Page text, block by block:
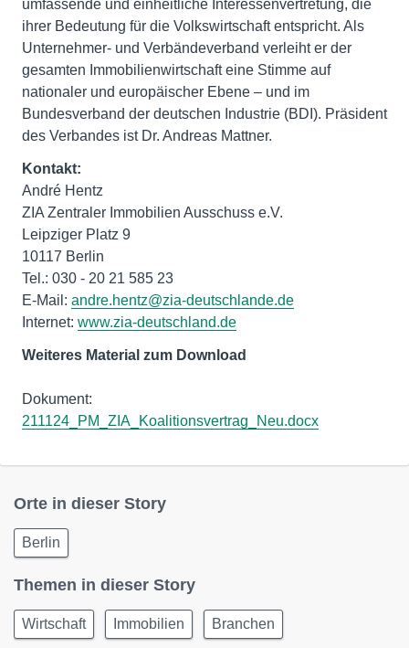
umfassende und einheitliche Interessenvertretung, die
ihrer Bedeutung für die Volkswirtschaft entspricht. Als
Unternehmer- und Verbändeverband verleiht er der
gesamten Immobilienwirtschaft eine Stimme auf
nationaler und europäischer Ebene – und im
Bundesverband der deutschen Industrie (BDI). Präsident
des Verbandes ist Dr. Andreas Mattner.
Kontakt:
André Hentz
ZIA Zentraler Immobilien Ausschuss e.V.
Leipziger Platz 9
10117 Berlin
Tel.: 030 - 20 21 585 23
E-Mail: andre.hentz@zia-deutschlande.de
Internet: www.zia-deutschland.de
Weiteres Material zum Download
Dokument:
211124_PM_ZIA_Koalitionsvertrag_Neu.docx
Orte in dieser Story
Berlin
Themen in dieser Story
Wirtschaft Immobilien Branchen